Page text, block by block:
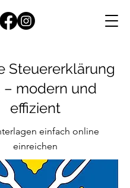
Steuererklärung
– modern und
effizient
einfach online
einreichen